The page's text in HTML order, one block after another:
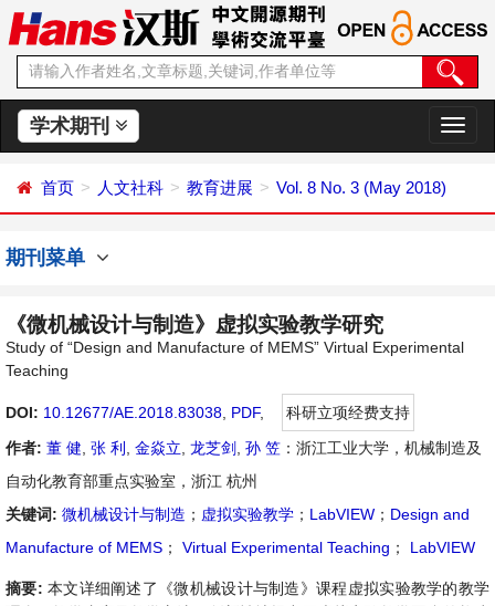
学术期刊
切
换
首页 人文社科 教育进展 Vol. 8 No. 3 (May 2018)
期刊菜单
《微机械设计与制造》虚拟实验教学研究
Study of “Design and Manufacture of MEMS” Virtual Experimental
Teaching
DOI: 10.12677/AE.2018.83038 PDF,
科研立项经费支持
作者: 董 健 张 利 金焱立 龙芝剑 孙 笠 ：浙江工业大学，机械制造及
自动化教育部重点实验室，浙江 杭州
关键词: 微机械设计与制造 ； 虚拟实验教学 ； LabVIEW ； Design and
Manufacture of MEMS ； Virtual Experimental Teaching ； LabVIEW
摘要: 本文详细阐述了《微机械设计与制造》课程虚拟实验教学的教学